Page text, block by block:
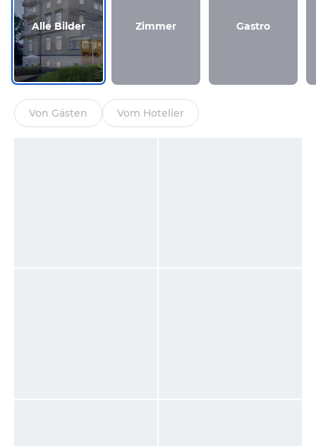
Alle Bilder Zimmer Gastro
Von Gästen Vom Hotelier